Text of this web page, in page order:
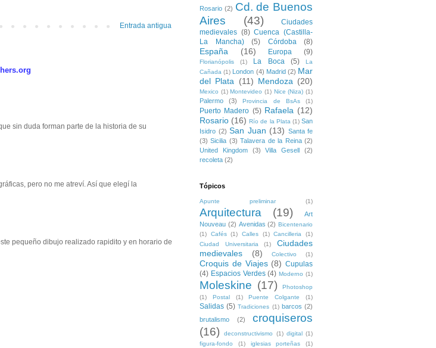
Entrada antigua
sin duda forman parte de la historia de su
pero no me atreví. Así que elegí la
pequeño dibujo realizado rapidito y en horario de
Rosario (2) Cd. de Buenos
Aires
(43)
Ciudades
medievales (8) Cuenca (Castilla-
La Mancha)
(5) Córdoba (8)
España (16) Europa (9)
Florianópolis (1) La Boca (5)
La
Cañada (1) London (4) Madrid (2) Mar
del Plata (11) Mendoza (20)
Mexico (1) Montevideo (1) Nice (Niza) (1)
Palermo (3) Provincia de BsAs (1)
Puerto Madero (5) Rafaela (12)
Rosario (16) Río de la Plata (1) San
Isidro (2) San Juan (13) Santa fe
(3) Sicilia (3) Talavera de la Reina (2)
United Kingdom
(3) Villa Gesell
(2)
recoleta (2)
Tópicos
Apunte preliminar (1)
Arquitectura (19)
Art
Nouveau (2) Avenidas (2) Bicentenario
(1)
Cafés (1) Calles (1) Cancilleria
(1)
Ciudad Universitaria
(1)
Ciudades
medievales
(8) Colectivo (1)
Croquis de Viajes (8) Cupulas
(4) Espacios Verdes (4) Moderno (1)
Moleskine (17)
Photoshop
(1)
Postal (1) Puente Colgante (1)
Salidas (5) Tradiciones (1) barcos (2)
brutalismo
(2)
croquiseros
(16)
deconstructivismo (1) digital
(1)
figura-fondo
(1) iglesias porteñas
(1)